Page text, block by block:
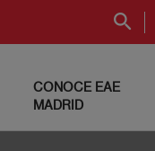
CONOCE EAE
MADRID